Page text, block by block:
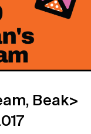
Beak>